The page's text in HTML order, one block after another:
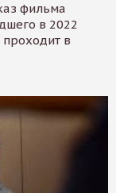
фильма
в 2022
в